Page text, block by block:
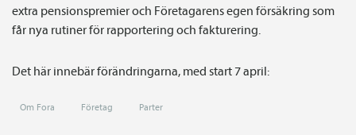
extra pensionspremier och Företagarens egen försäkring som
får nya rutiner för rapportering och fakturering.
Det här innebär förändringarna, med start 7 april:
Om Fora Företag Parter